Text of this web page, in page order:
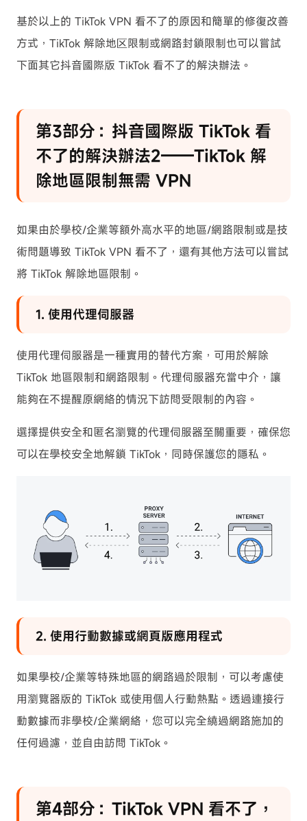
基於以上的 TikTok VPN 看不了的原因和簡單的修復改善
方式，TikTok 解除地区限制或網路封鎖限制也可以嘗試
下面其它抖音國際版 TikTok 看不了的解決辦法。
第3部分：抖音國際版 TikTok 看
不了的解決辦法2——TikTok 解
除地區限制無需 VPN
如果由於學校/企業等額外高水平的地區/網路限制或是技
術問題導致 TikTok VPN 看不了，還有其他方法可以嘗試
將 TikTok 解除地區限制。
1. 使用代理伺服器
使用代理伺服器是一種實用的替代方案，可用於解除
TikTok 地區限制和網路限制。代理伺服器充當中介，讓
能夠在不提醒原網絡的情況下訪問受限制的內容。
選擇提供安全和匿名瀏覽的代理伺服器至關重要，確保您
可以在學校安全地解鎖 TikTok，同時保護您的隱私。
2. 使用行動數據或網頁版應用程式
如果學校/企業等特殊地區的網路過於限制，可以考慮使
用瀏覽器版的 TikTok 或使用個人行動熱點。透過連接行
動數據而非學校/企業網絡，您可以完全繞過網路施加的
任何過濾，並自由訪問 TikTok。
第4部分：TikTok VPN 看不了，